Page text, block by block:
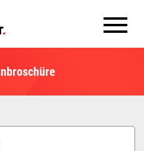
Infomaterial
Methoden